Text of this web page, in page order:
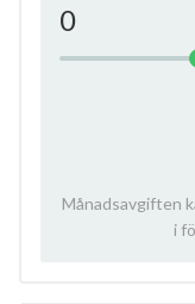
0
Månadsavgiften
i